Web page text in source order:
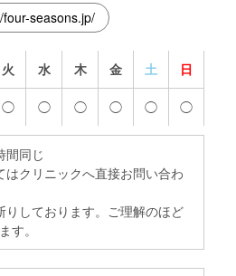
four-seasons.jp/
火 水 木 金 土 日
◯ ◯ ◯ ◯ ◯ ◯
間同じ
クリニックへ直接お問い合わ
りしております。ご理解のほど
す。